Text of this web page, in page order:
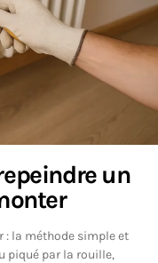
un
: la méthode simple et
piqué par la rouille,